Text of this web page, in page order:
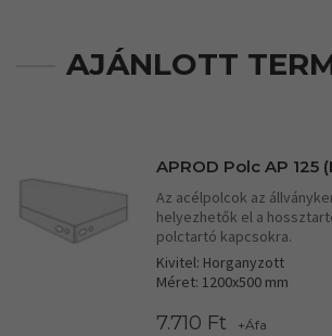
AJÁNLOTT
APROD Polc AP 125
Az acélpolcok az
helyezhetők el a
polctartó kapcsokra.
Kivitel: Horganyzott
Méret: 1200x500 mm
7.710 Ft +Áfa